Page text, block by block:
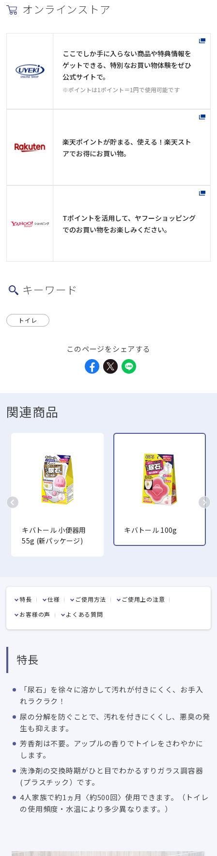
オンラインストア
ここでしか手に入らない商品や特典情報を
ゲットできる、特別なお買い物体験をぜひ
公式サイトで。
※ポイントは1ポイント＝1円で使用可能です
楽天ポイントが貯まる、使える！楽天スト
アでお得にお買い物。
Tポイントを活用して、ヤフーショッピング
でのお買い物をお楽しみください。
キーワード
トイレ
このページをシェアする
関連商品
キバトール 小便器用
55g (新パッケージ)
キバトール 100g
特長 仕様 ご使用方法
ご使用上の注意
お客様の声
よくある質問
特長
「尿石」を徐々に溶かして汚れが付きにくく、お手入
れラクラク！
尿の分解を防ぐことで、汚れを付きにくくし、悪臭の発
生も抑えます。
芳香剤は不要。アップルの香りでトイレをさわやかに
します。
洗浄剤の交換時期がひと目でわかるすりガラス調容器
(プラスチック）です。
4人家族で約1ヵ月〈約500回〉使用できます。（トイレ
の使用頻度・水温により多少異なります。）